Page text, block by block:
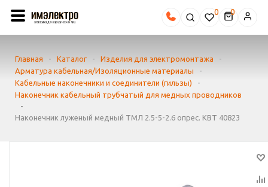
0
Главная - Каталог - Изделия для электромонтажа
-
Арматура кабельная/Изоляционные материалы
-
Кабельные наконечники и соединители (гильзы)
-
Наконечник кабельный трубчатый для медных проводников
-
Наконечник луженый медный ТМЛ 2.5-5-2.6 опрес. КВТ 40823